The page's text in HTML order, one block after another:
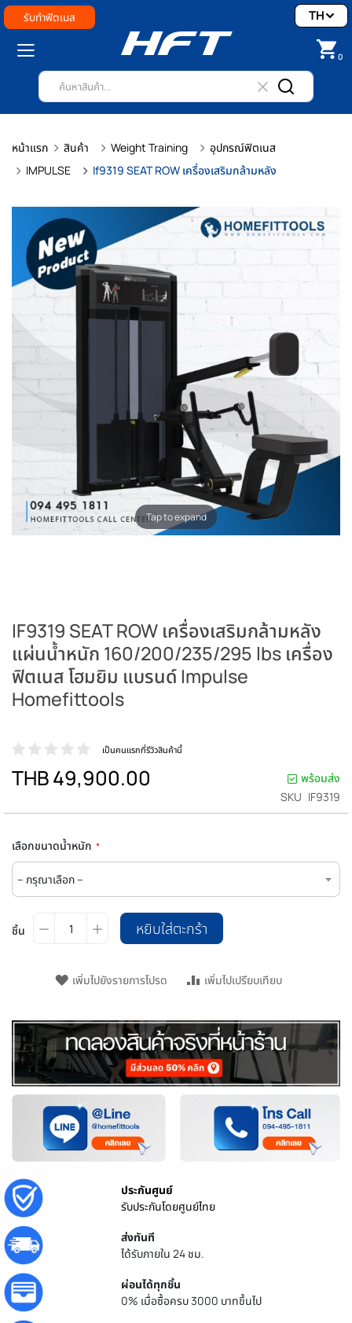
รับทำฟิตเนส
0
TH
หน้าแรก สินค้า Weight Training
อุปกรณ์ฟิตเนส
IMPULSE
If9319 SEAT ROW เครื่องเสริมกล้ามหลัง
Tap to expand
IF9319 SEAT ROW เครื่องเสริมกล้ามหลัง
แผ่นน้ำหนัก 160/200/235/295 lbs เครื่อง
ฟิตเนส โฮมยิม แบรนด์ Impulse
Homefittools
เป็นคนแรกที่รีวิวสินค้านี้
THB 49,900.00
พร้อมส่ง
SKU IF9319
เลือกขนาดน้ำหนัก
ชิ้น หยิบใส่ตะกร้า
เพิ่มไปยังรายการโปรด เพิ่มไปเปรียบเทียบ
ประกันศูนย์
รับประกันโดยศูนย์ไทย
ส่งทันที
ได้รับภายใน 24 ชม.
ผ่อนได้ทุกชิ้น
0% เมื่อซื้อครบ 3000 บาทขึ้นไป